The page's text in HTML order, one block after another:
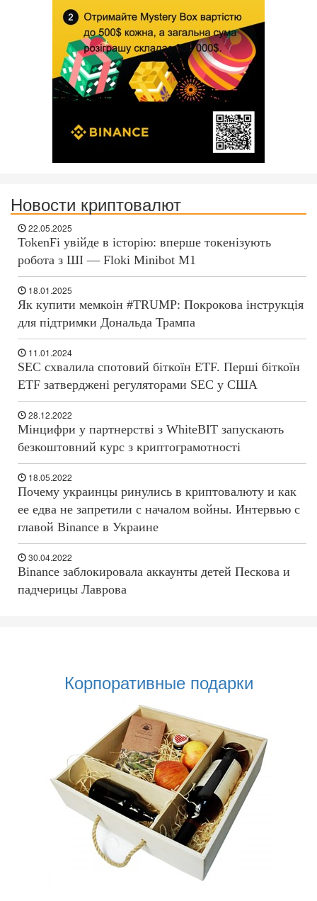
Новости криптовалют
22.05.2025
TokenFi увійде в історію: вперше токенізують
робота з ШІ — Floki Minibot M1
18.01.2025
Як купити мемкоін #TRUMP: Покрокова інструкція
для підтримки Дональда Трампа
11.01.2024
SEC схвалила спотовий біткоїн ETF. Перші біткоїн
ETF затверджені регуляторами SEC у США
28.12.2022
Мінцифри у партнерстві з WhiteBIT запускають
безкоштовний курс з криптограмотності
18.05.2022
Почему украинцы ринулись в криптовалюту и как
ее едва не запретили с началом войны. Интервью с
главой Binance в Украине
30.04.2022
Binance заблокировала аккаунты детей Пескова и
падчерицы Лаврова
Корпоративные подарки